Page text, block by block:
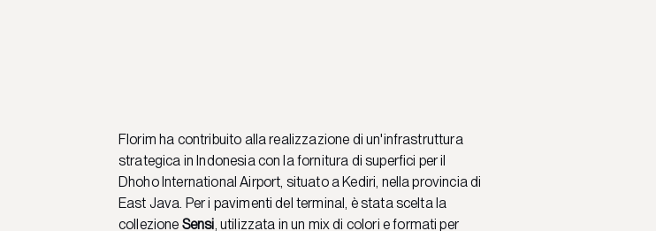
Florim ha contribuito alla realizzazione di un'infrastruttura
strategica in Indonesia con la fornitura di superfici per il
Dhoho International Airport, situato a Kediri, nella provincia di
East Java. Per i pavimenti del terminal, è stata scelta la
collezione Sensi, utilizzata in un mix di colori e formati per